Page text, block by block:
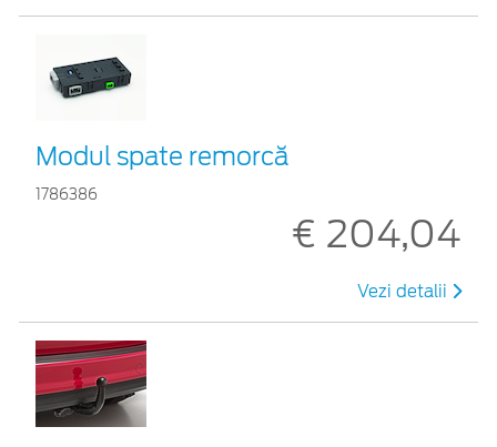
Modul spate remorcă
1786386
€ 204,04
Vezi detalii